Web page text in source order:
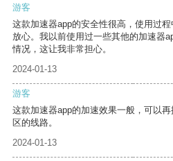
游客
这款加速器app的安全性很高，使用过
放心。我以前使用过一些其他的加速器
情况，这让我非常担心。
2024-01-13
游客
这款加速器app的加速效果一般，可以
区的线路。
2024-01-13